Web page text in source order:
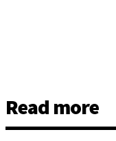
Read more